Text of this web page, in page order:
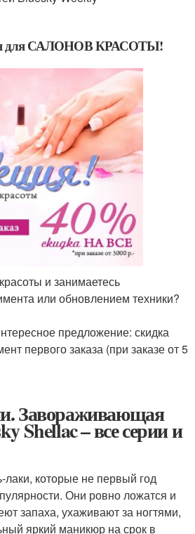
для САЛОНОВ КРАСОТЫ!
и занимаетесь
или обновлением техники?
предложение: скидка
первого заказа (при заказе от 5
Завораживающая
Shellac – все серии и
лаки, которые не первый год
Они ровно ложатся и
запаха, ухаживают за ногтями,
яркий маникюр на срок в